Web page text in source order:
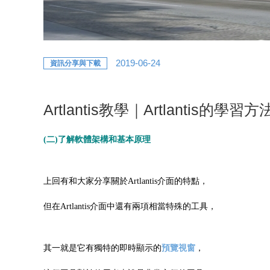
資訊分享與下載 2019-06-24
Artlantis教學｜Artlantis的學習方
(二)了解軟體架構和基本原理
上回有和大家分享關於Artlantis介面的特點，
但在Artlantis介面中還有兩項相當特殊的工具，
其一就是它有獨特的即時顯示的預覽視窗 ，